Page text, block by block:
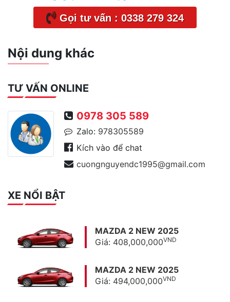
Gọi tư vấn : 0338 279 324
Nội dung khác
TƯ VẤN ONLINE
0978 305 589
Zalo: 978305589
Kích vào để chat
cuongnguyendc1995@gmail.com
XE NỔI BẬT
MAZDA 2 NEW 2025
Giá: 408,000,000VND
MAZDA 2 NEW 2025
Giá: 494,000,000VND